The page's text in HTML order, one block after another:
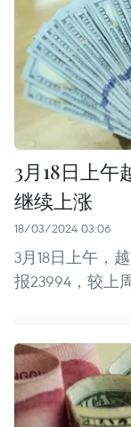
3月18日上
继续上涨
18/03/2024 03:06
3月18日上午，
报23994，较上